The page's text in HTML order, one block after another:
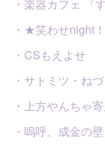
・楽器カフェ 『
・★笑わせnight
・CSもえよせ
・サトミツ・ね
・上方やんちゃ
・嗚呼、成金の壁